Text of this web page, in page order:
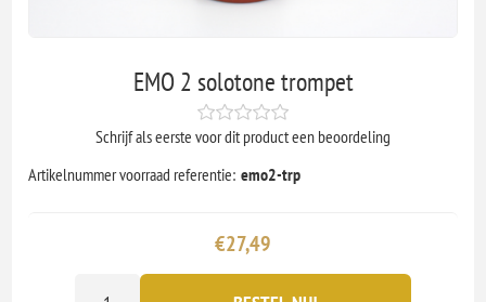
EMO 2 solotone trompet
Schrijf als eerste voor dit product een beoordeling
Artikelnummer voorraad referentie: emo2-trp
€27,49